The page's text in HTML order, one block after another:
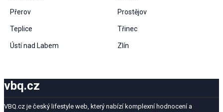
Přerov Prostějov
Teplice Třinec
Ústí nad Labem Zlín
vbq.cz
VBQ.cz je český lifestyle web, který nabízí komplexní hodnocení a